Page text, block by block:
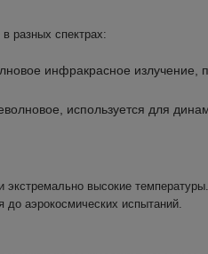
разных спектрах:
инфракрасное излучение,
используется для
экстремально высокие
аэрокосмических испытаний.